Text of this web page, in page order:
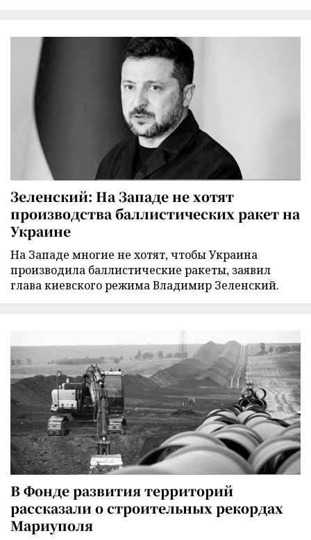
Зеленский: На Западе не хотят
производства баллистических ракет на
Украине
На Западе многие не хотят, чтобы Украина
производила баллистические ракеты, заявил
глава киевского режима Владимир Зеленский.
В Фонде развития территорий
рассказали о строительных рекордах
Мариуполя